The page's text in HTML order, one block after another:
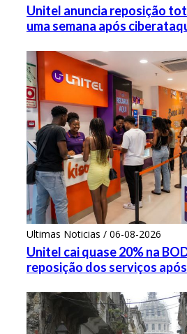
Unitel anuncia reposição
uma semana após
Ultimas Noticias / 06-08-2026
Unitel cai quase 20% na
reposição dos serviços